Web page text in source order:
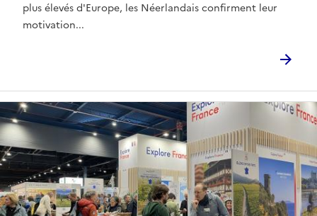
plus élevés d'Europe, les Néerlandais confirment leur
motivation...